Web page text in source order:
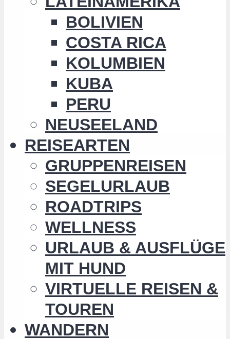
BOLIVIEN
COSTA RICA
KOLUMBIEN
KUBA
PERU
NEUSEELAND
REISEARTEN
GRUPPENREISEN
SEGELURLAUB
ROADTRIPS
WELLNESS
URLAUB & AUSFLÜGE
MIT HUND
VIRTUELLE REISEN &
TOUREN
WANDERN